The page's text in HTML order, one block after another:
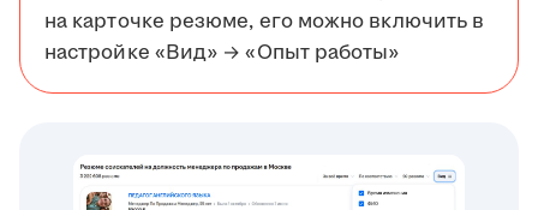
на карточке резюме, его можно включить в
настройке «Вид» → «Опыт работы»